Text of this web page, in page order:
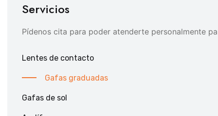
Servicios
Pídenos cita para poder atenderte personalmente
Lentes de contacto
Gafas graduadas
Gafas de sol